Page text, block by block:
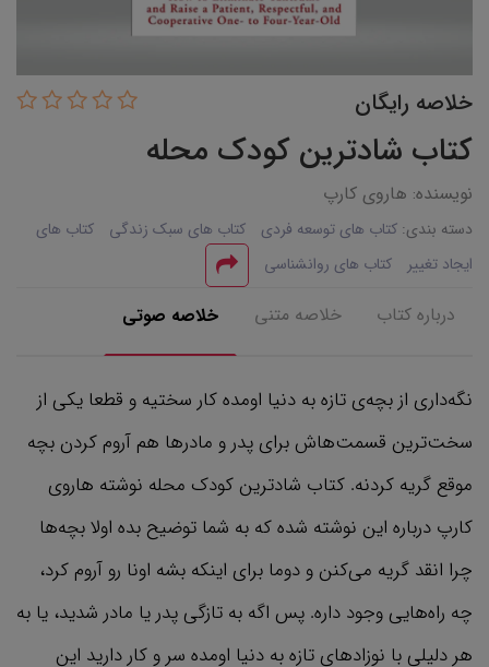
خلاصه رایگان
کتاب شادترین کودک محله
نویسنده: هاروی کارپ
دسته بندی: کتاب های توسعه فردی کتاب های سبک زندگی
کتاب های
ایجاد تغییر
کتاب های روانشناسی
درباره کتاب خلاصه متنی خلاصه صوتی
نگه‌داری از بچه‌ی تازه به دنیا اومده کار سختیه و قطعا یکی از
سخت‌ترین قسمت‌هاش برای پدر و مادرها هم آروم کردن بچه
موقع گریه کردنه. کتاب شادترین کودک محله نوشته هاروی
کارپ درباره این نوشته شده که به شما توضیح بده اولا بچه‌ها
چرا انقد گریه می‌کنن و دوما برای اینکه بشه اونا رو آروم کرد،
چه راه‌هایی وجود داره. پس اگه به تازگی پدر یا مادر شدید، یا به
هر دلیلی با نوزادهای تازه به دنیا اومده سر و کار دارید این